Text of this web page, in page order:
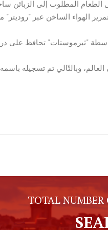
المطلوب إلى الزبائن
درجة مئوية، وتمرير الهواء الساخن
"ثيرموستات" تحافظ على درجة حرارة
وبالتّالي تم تسجيله
TOTAL NUMBER